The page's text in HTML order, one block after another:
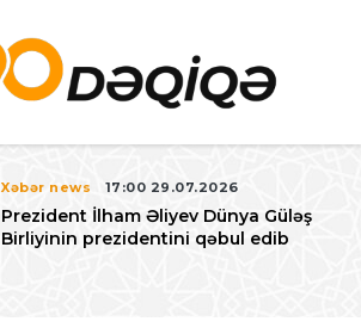
Xəbər news 17:00 29.07.2026
Prezident İlham Əliyev Dünya Güləş
Birliyinin prezidentini qəbul edib